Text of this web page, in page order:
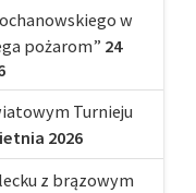
w
pożarom” 24
Turnieju
2026
z brązowym